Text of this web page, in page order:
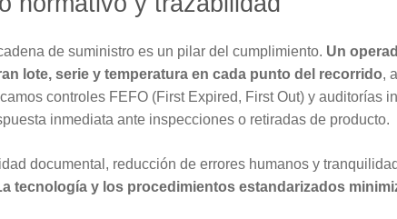
de suministro es un pilar del cumplimiento. Un
lote, serie y temperatura en cada punto del recorrido,
controles FEFO (First Expired, First Out) y auditorías
inmediata ante inspecciones o retiradas de producto.
documental, reducción de errores humanos y
tecnología y los procedimientos estandarizados